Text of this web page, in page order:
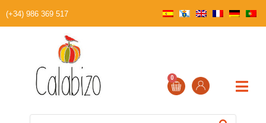
(+34) 986 369 517
0